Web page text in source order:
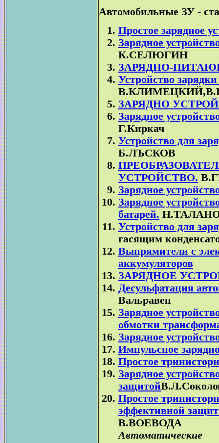
Автомобильные ЗУ -
Простое зарядное
Зарядное
К.СЕЛЮГИН
ЗАРЯДНО-
Устройство
ЗАРЯДНО
Зарядное
Г.Киркач
Устройство для
Б.ЛЪСКОВ
УСТРОЙСТВО.
Зарядное
Зарядное
батарей.
Устройство для
гасящим
Выпрямители с
аккумуляторов
ЗАРЯДНОЕ
Десульфатация
Вальравен
Зарядное
обмотки
Зарядное
Импульсное
Простое
Зарядное
защитой
Простое
эффективной
В.ВОЕВОДА
Автоматические